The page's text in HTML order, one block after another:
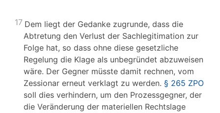
17 Dem liegt der Gedanke zugrunde, dass die
Abtretung den Verlust der Sachlegitimation zur
Folge hat, so dass ohne diese gesetzliche
Regelung die Klage als unbegründet abzuweisen
wäre. Der Gegner müsste damit rechnen, vom
Zessionar erneut verklagt zu werden. § 265 ZPO
soll dies verhindern, um den Prozessgegner, der
die Veränderung der materiellen Rechtslage